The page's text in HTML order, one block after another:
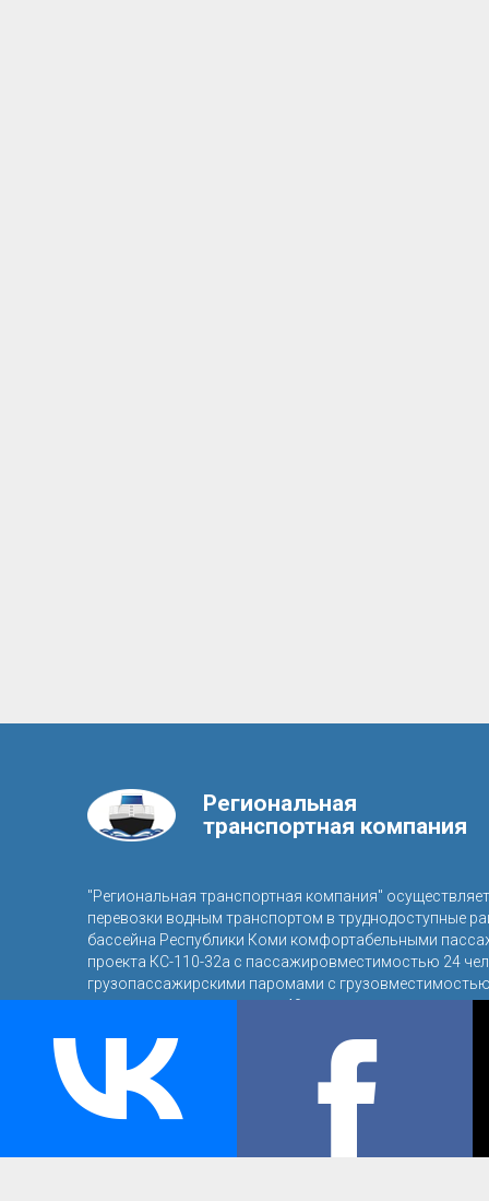
Региональная
транспортная компания
"Региональная транспортная компания"
перевозки водным транспортом в труднодоступные
бассейна Республики Коми комфортабельными
проекта КС-110-32а с пассажировместимостью 24
грузопассажирскими паромами с
пассажировместимостью 40 человек.